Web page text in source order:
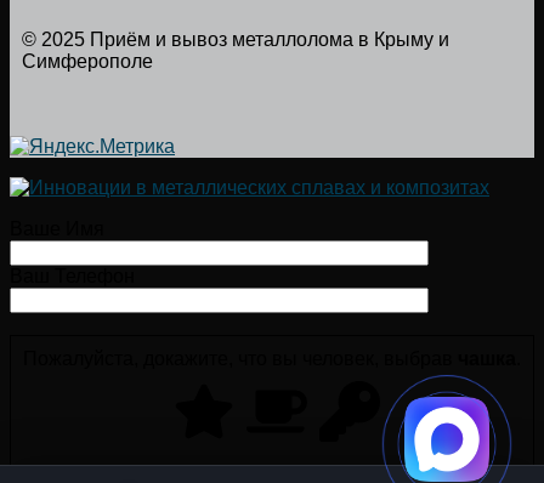
© 2025 Приём и вывоз металлолома в Крыму и
Симферополе